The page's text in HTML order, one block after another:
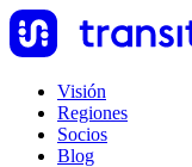
Visión
Regiones
Socios
Blog